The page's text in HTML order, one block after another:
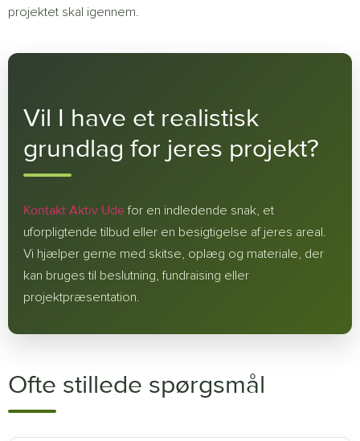
projektet skal igennem.
Vil I have et realistisk
grundlag for jeres projekt?
Kontakt Aktiv Udefor en indledende snak, et
uforpligtende tilbud eller en besigtigelse af jeres areal.
Vi hjælper gerne med skitse, oplæg og materiale, der
kan bruges til beslutning, fundraising eller
projektpræsentation.
Ofte stillede spørgsmål